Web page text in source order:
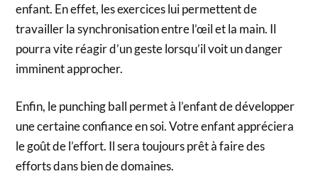
enfant. En effet, les exercices lui permettent de
travailler la synchronisation entre l’œil et la main. Il
pourra vite réagir d’un geste lorsqu’il voit un danger
imminent approcher.
Enfin, le punching ball permet à l’enfant de développer
une certaine confiance en soi. Votre enfant appréciera
le goût de l’effort. Il sera toujours prêt à faire des
efforts dans bien de domaines.